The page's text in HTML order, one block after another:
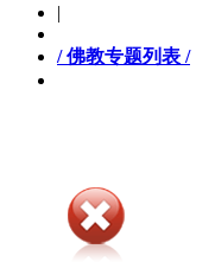
|
/ 佛教专题列表 /